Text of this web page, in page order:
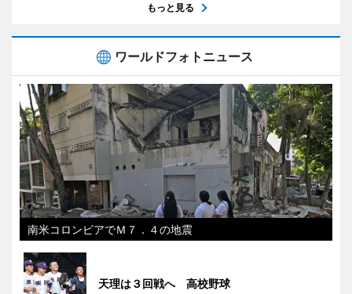
もっと見る
ワールドフォトニュース
南米コロンビアでＭ７．４の地震
天理は３回戦へ 高校野球